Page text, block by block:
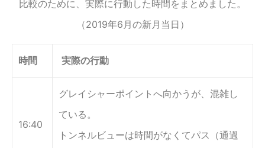
比較のために、実際に行動した時間をまとめました。
（2019年6月の新月当日）
時間 実際の行動
16:40
グレイシャーポイントへ向かうが、混雑し
ている。
トンネルビューは時間がなくてパス（通過